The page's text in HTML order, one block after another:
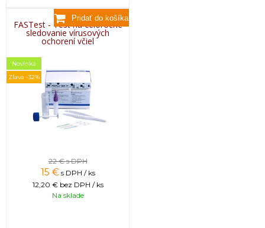
FASTest - Test na celoročné
sledovanie vírusových
ochorení včiel
Novinka
Zľava -32%
22 €s DPH
15 € s DPH / ks
12,20 € bez DPH / ks
Na sklade